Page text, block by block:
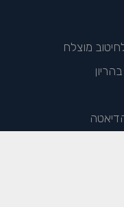
מוצלח